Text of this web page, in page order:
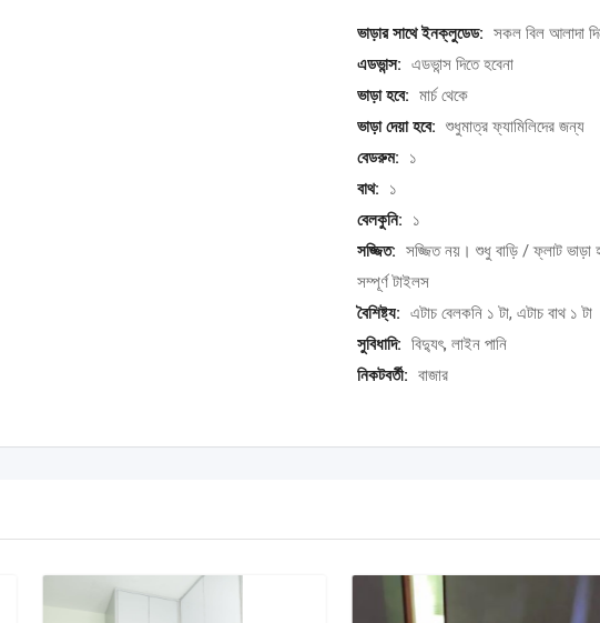
ভাড়ার সাথে ইনক্লুডেড: সকল বিল আলাদা
এডভান্স: এডভান্স দিতে হবেনা
ভাড়া হবে: মার্চ থেকে
ভাড়া দেয়া হবে: শুধুমাত্র ফ্যামিলিদের জন্য
বেডরুম:
১
বাথ:
১
বেলকুনি:
১
সজ্জিত: সজ্জিত নয়। শুধু বাড়ি / ফ্লাট ভাড়া
সম্পূর্ণ টাইলস
বৈশিষ্ট্য: এটাচ বেলকনি ১ টা, এটাচ বাথ ১ টা
সুবিধাদি: বিদ্যুৎ, লাইন পানি
নিকটবর্তী: বাজার